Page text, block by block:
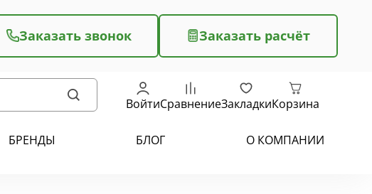
Заказать звонок Заказать расчёт
ВойтиСравнениеЗакладкиКорзина
БРЕНДЫ БЛОГ О КОМПАНИИ